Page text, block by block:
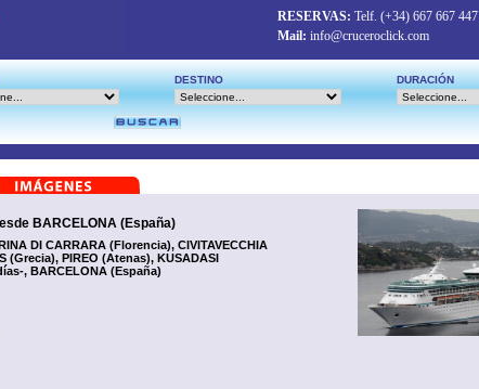
RESERVAS: Telf. (+34) 667 667 447
Mail: info@cruceroclick.com
DESTINO DURACIÓN
BARCELONA (España)
DI CARRARA (Florencia), CIVITAVECCHIA
(Grecia), PIREO (Atenas), KUSADASI
, BARCELONA (España)